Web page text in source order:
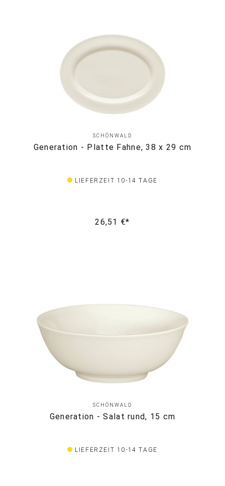
SCHÖNWALD
Generation - Platte Fahne, 38 x 29 cm
LIEFERZEIT 10-14 TAGE
26,51 €*
SCHÖNWALD
Generation - Salat rund, 15 cm
LIEFERZEIT 10-14 TAGE